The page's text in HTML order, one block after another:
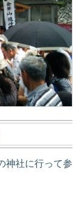
神社に行って参